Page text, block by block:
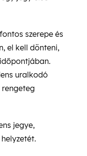
szerepe és
el kell dönteni,
uralkodó
jegye,